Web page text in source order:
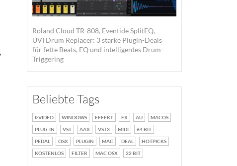
Roland Cloud TR-808, Eventide SplitEQ,
UVI Drum Replacer: 3 starke Plugin-Deals
für fette Beats, EQ und intelligentes Drum-
Triggering
Beliebte Tags
VIDEO WINDOWS EFFEKT FX AU
MACOS
PLUG-IN
VST AAX VST3 MIDI
64 BIT
PEDAL
OSX PLUGIN MAC DEAL
HOTPICKS
KOSTENLOS
FILTER MAC OSX 32 BIT